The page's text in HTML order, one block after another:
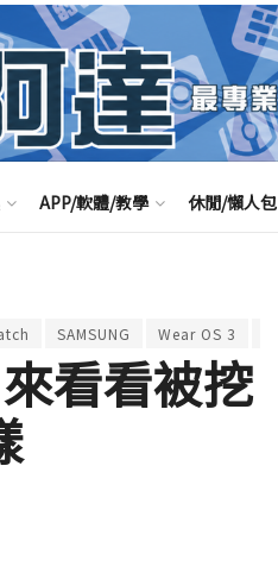
APP/軟體/教學 休閒/懶人包
SAMSUNG Wear OS 3
看看被挖